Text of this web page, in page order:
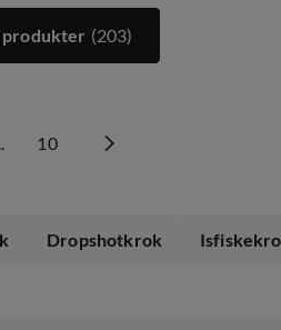
produkter (203)
10
Dropshotkrok